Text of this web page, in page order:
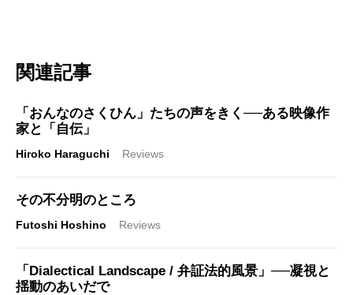
関連記事
「おんなのさくひん」たちの声をきく──ある映像作
家と「自伝」
Hiroko Haraguchi Reviews
その不分明のところ
Futoshi Hoshino Reviews
「Dialectical Landscape / 弁証法的風景」──凝視と
揺動のあいだで